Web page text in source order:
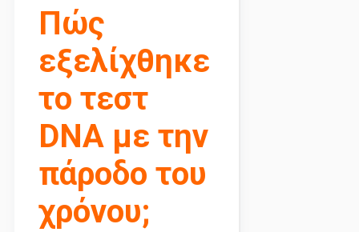
Πώς
εξελίχθηκε
το τεστ
DNA με την
πάροδο του
χρόνου;